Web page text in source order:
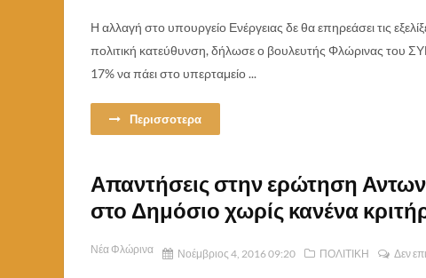
Η αλλαγή στο υπουργείο Ενέργειας δε θα επηρεάσει τις
πολιτική κατεύθυνση, δήλωσε ο βουλευτής Φλώρινας του
17% να πάει στο υπερταμείο ...
Περισσοτερα
Απαντήσεις στην ερώτηση
στο Δημόσιο χωρίς κανένα
Νέα Φλώρινα Νοέμβριος 4, 2016 09:20 ΠΟΛΙΤΙΚΗ Δεν